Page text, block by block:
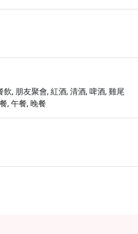
, 朋友聚會, 紅酒, 清酒, 啤酒, 雞尾
, 午餐, 晚餐